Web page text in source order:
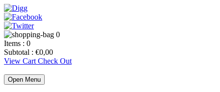
0
Items : 0
Subtotal : €0,00
View Cart Check Out
Open Menu